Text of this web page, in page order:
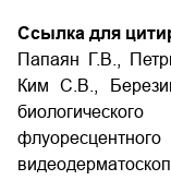
Ссылка для
Папаян Г.В.,
Ким С.В.,